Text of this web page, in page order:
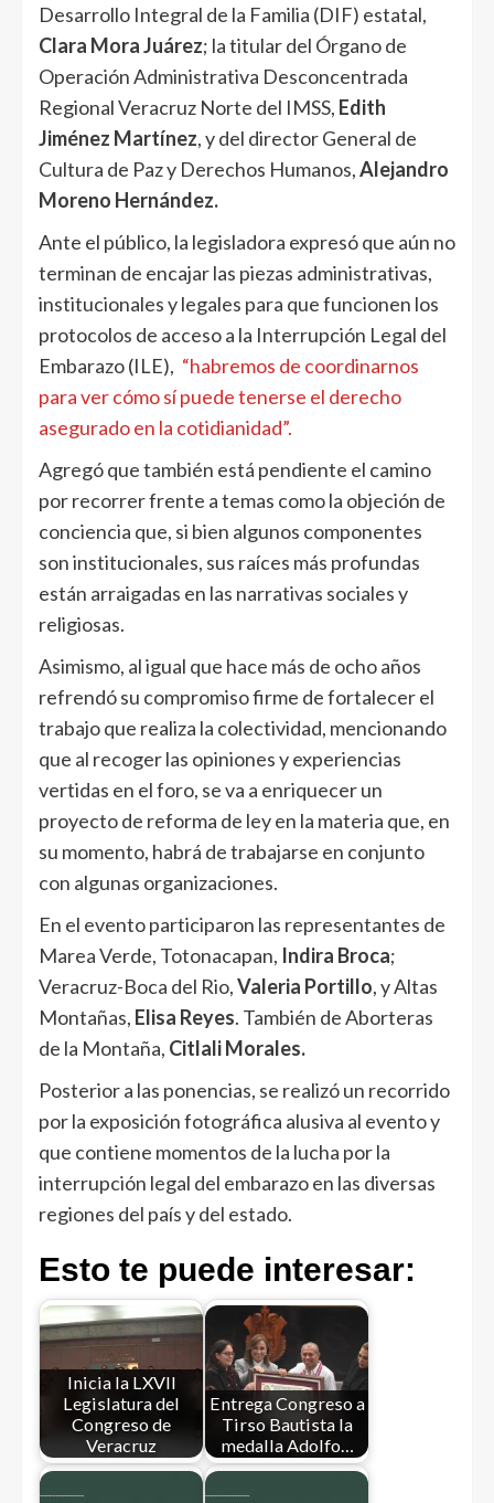
Desarrollo Integral de la Familia (DIF) estatal,
Clara Mora Juárez; la titular del Órgano de
Operación Administrativa Desconcentrada
Regional Veracruz Norte del IMSS, Edith
Jiménez Martínez, y del director General de
Cultura de Paz y Derechos Humanos,Alejandro
Moreno Hernández.
Ante el público, la legisladora expresó que aún no
terminan de encajar las piezas administrativas,
institucionales y legales para que funcionen los
protocolos de acceso a la Interrupción Legal del
Embarazo (ILE), “habremos de coordinarnos
para ver cómo sí puede tenerse el derecho
asegurado en la cotidianidad”.
Agregó que también está pendiente el camino
por recorrer frente a temas como la objeción de
conciencia que, si bien algunos componentes
son institucionales, sus raíces más profundas
están arraigadas en las narrativas sociales y
religiosas.
Asimismo, al igual que hace más de ocho años
refrendó su compromiso firme de fortalecer el
trabajo que realiza la colectividad, mencionando
que al recoger las opiniones y experiencias
vertidas en el foro, se va a enriquecer un
proyecto de reforma de ley en la materia que, en
su momento, habrá de trabajarse en conjunto
con algunas organizaciones.
En el evento participaron las representantes de
Marea Verde, Totonacapan, Indira Broca;
Veracruz-Boca del Rio,Valeria Portillo, y Altas
Montañas, Elisa Reyes. También de Aborteras
de la Montaña, Citlali Morales.
Posterior a las ponencias, se realizó un recorrido
por la exposición fotográfica alusiva al evento y
que contiene momentos de la lucha por la
interrupción legal del embarazo en las diversas
regiones del país y del estado.
Esto te puede interesar:
Inicia la LXVII
Legislatura del
Congreso de
Veracruz
Entrega Congreso a
Tirso Bautista la
medalla Adolfo…